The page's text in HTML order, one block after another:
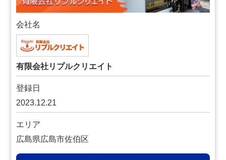
会社名
有限会社リプルクリエイト
登録日
2023.12.21
エリア
広島県広島市佐伯区